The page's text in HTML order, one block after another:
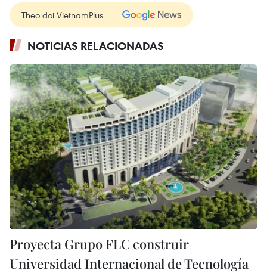
Theo dõi VietnamPlus
NOTICIAS RELACIONADAS
Proyecta Grupo FLC construir
Universidad Internacional de Tecnología